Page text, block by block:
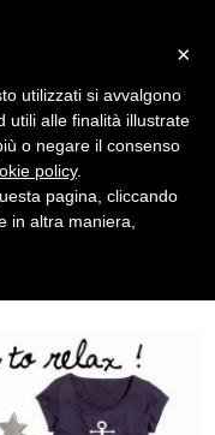
2015
×
utilizzati si avvalgono
utili alle finalità illustrate
o negare il consenso
policy.
pagina, cliccando
in altra maniera,